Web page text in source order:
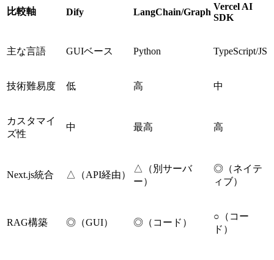
比較軸 Dify LangChain/Graph
Vercel AI
SDK
主な言語 GUIベース Python TypeScript/JS
技術難易度 低 高 中
カスタマイ
ズ性
中 最高 高
Next.js統合 △（API経由）
△（別サーバ
ー）
◎（ネイテ
ィブ）
RAG構築 ◎（GUI） ◎（コード）
○（コー
ド）